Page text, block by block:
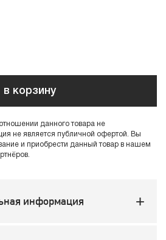
в корзину
данного товара не
не является публичной офертой. Вы
и приобрести данный товар в нашем
информация